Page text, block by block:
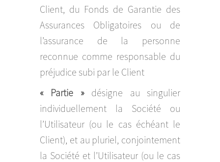
Client, du Fonds de Garantie des
Assurances Obligatoires ou de
l’assurance de la personne
reconnue comme responsable du
préjudice subi par le Client
« Partie »désigne au singulier
individuellement la Société ou
l’Utilisateur (ou le cas échéant le
Client), et au pluriel, conjointement
la Société et l’Utilisateur (ou le cas